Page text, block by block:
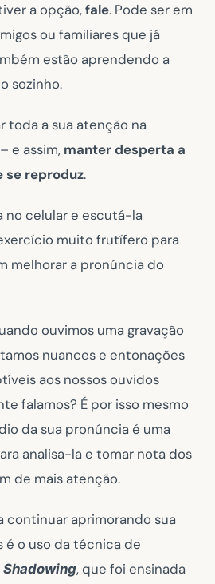
a opção,fale. Pode ser em
ou familiares que já
estão aprendendo a
sozinho.
toda a sua atenção na
e assim, manter desperta a
se reproduz.
no celular e escutá-la
muito frutífero para
melhorar a pronúncia do
ouvimos uma gravação
nuances e entonações
aos nossos ouvidos
falamos? É por isso mesmo
da sua pronúncia é uma
analisa-la e tomar nota dos
de mais atenção.
continuar aprimorando sua
é o uso da técnica de
Shadowing, que foi ensinada